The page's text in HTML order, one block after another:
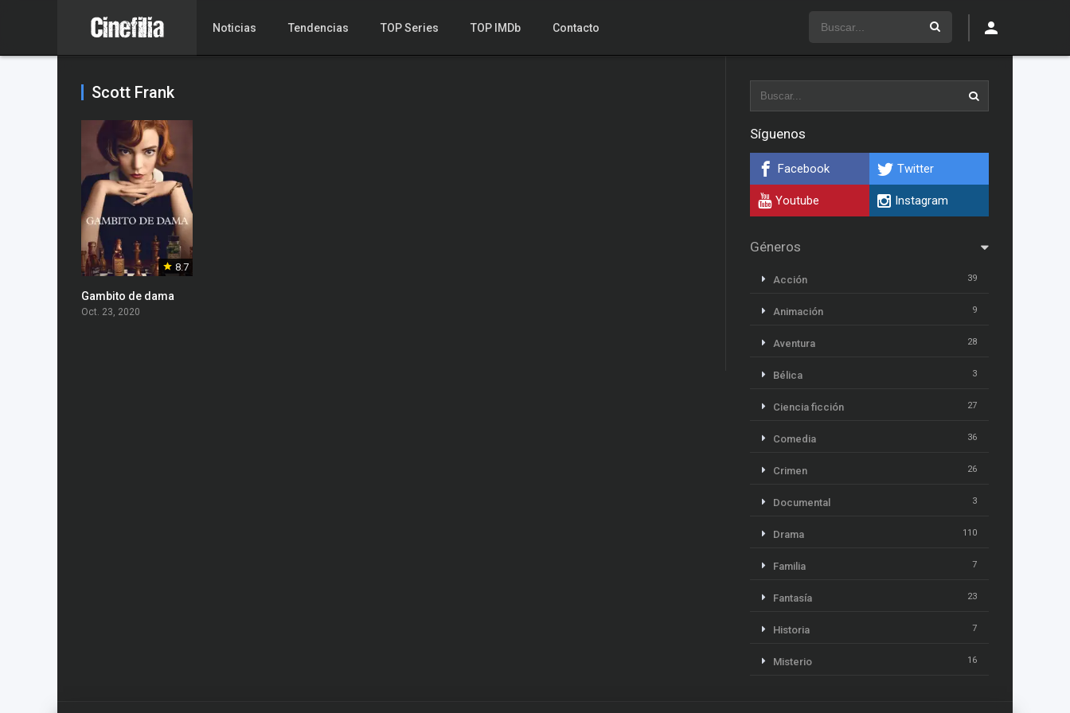
Noticias Tendencias TOP Series TOP IMDb Contacto
Scott Frank
8.7
Gambito de dama
Oct. 23, 2020
Síguenos
Facebook Twitter
Youtube Instagram
Géneros
Acción 39
Animación 9
Aventura 28
Bélica 3
Ciencia ficción 27
Comedia 36
Crimen 26
Documental 3
Drama 110
Familia 7
Fantasía 23
Historia 7
Misterio 16